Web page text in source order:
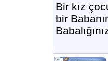
Bir kız
bir